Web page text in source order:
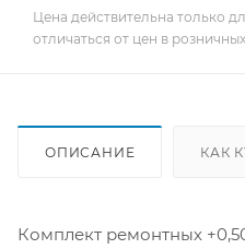
Цена действительна только
отличаться от цен в
ОПИСАНИЕ КАК
Комплект ремонтных